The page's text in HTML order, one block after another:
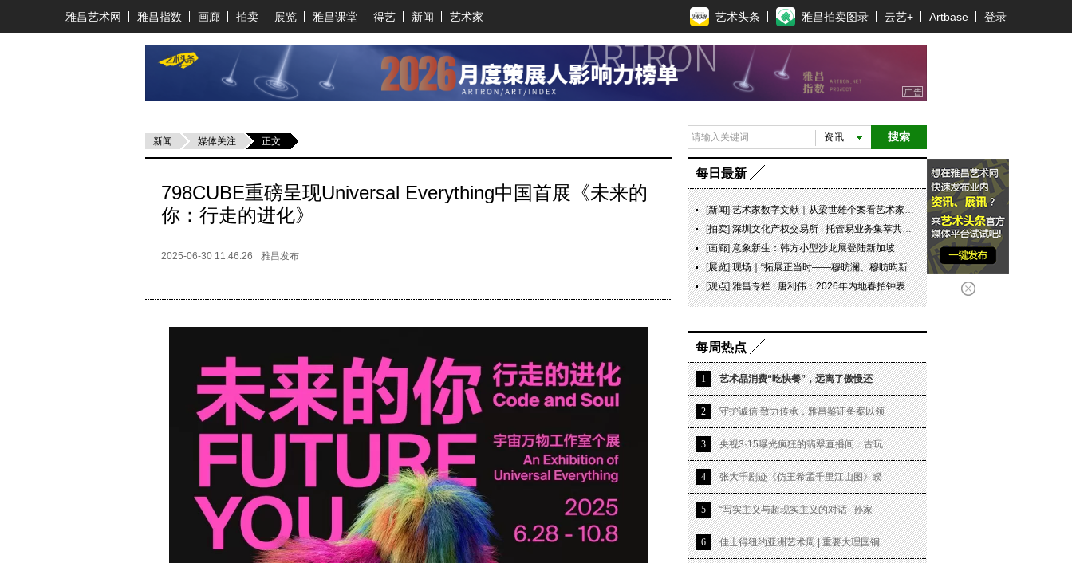
雅昌艺术网 雅昌指数 画廊 拍卖 展览 雅昌课堂 得艺 新闻 艺术家 艺术头条 雅昌拍卖图录 云艺+ Artbase 登录
新闻 媒体关注 正文
798CUBE重磅呈现Universal Everything中国首展《未来的
你：行走的进化》
2025-06-30 11:46:26 雅昌发布
搜索
资讯
每日最新
[新闻]艺术家数字文献｜从梁世雄个案看艺术家艺术数字文献的重要性和紧迫性
[拍卖]深圳文化产权交易所 | 托管易业务集萃共赏 吉光瓷影
[画廊]意象新生：韩方小型沙龙展登陆新加坡
[展览]现场｜“拓展正当时——穆昉澜、穆昉昀新帛画艺术展”在京展出
[观点]雅昌专栏 | 唐利伟：2026年内地春拍钟表市场观察 赛道重构、圈层分化与收藏逻辑迭代
每周热点
1 艺术品消费“吃快餐”，远离了傲慢还
2 守护诚信 致力传承，雅昌鉴证备案以领
3 央视3·15曝光疯狂的翡翠直播间：古玩
4 张大千剧迹《仿王希孟千里江山图》睽
5 “写实主义与超现实主义的对话--孙家
6 佳士得纽约亚洲艺术周 | 重要大理国铜